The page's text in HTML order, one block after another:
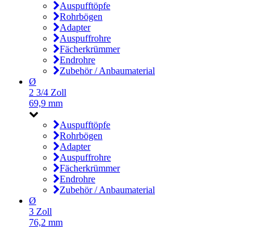
Auspufftöpfe
Rohrbögen
Adapter
Auspuffrohre
Fächerkrümmer
Endrohre
Zubehör / Anbaumaterial
Ø
2 3/4 Zoll
69,9 mm
Auspufftöpfe
Rohrbögen
Adapter
Auspuffrohre
Fächerkrümmer
Endrohre
Zubehör / Anbaumaterial
Ø
3 Zoll
76,2 mm